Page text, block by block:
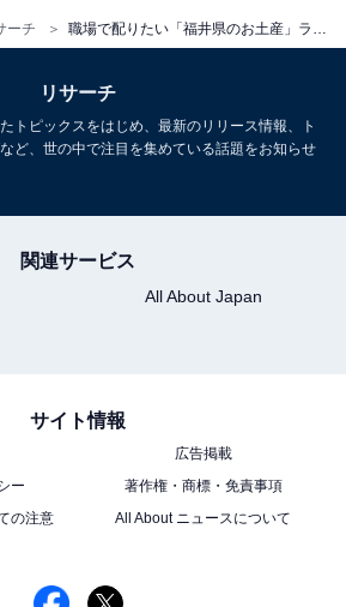
ーチ
1 2
リサーチ
トピックスをはじめ、最新のリリース情報、ト
ど、世の中で注目を集めている話題をお知らせ
関連サービス
All About Japan
サイト情報
広告掲載
ー
著作権・商標・免責事項
の注意
All About ニュースについて